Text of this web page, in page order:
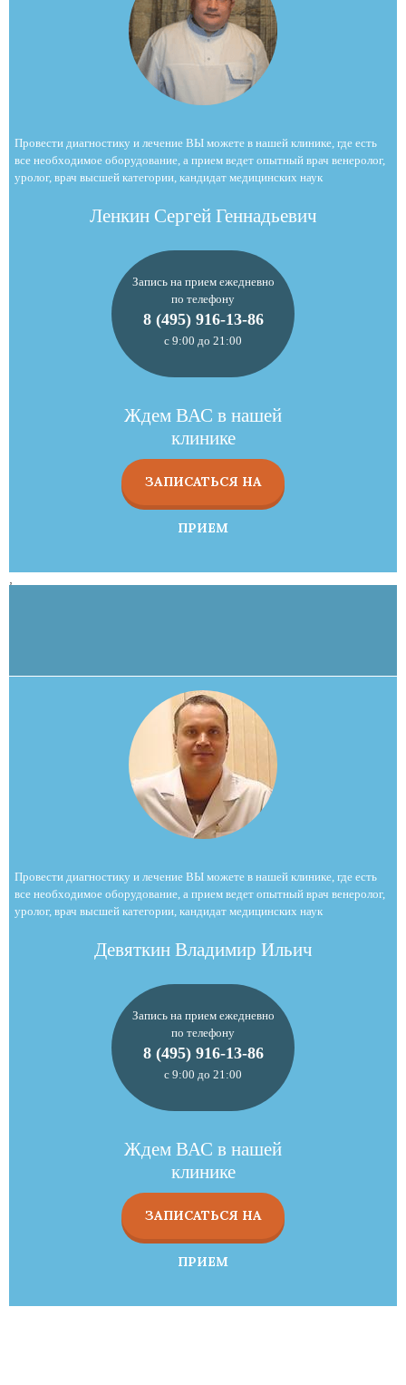
Провести диагностику и лечение ВЫ можете в нашей клинике, где есть
все необходимое оборудование, а прием ведет опытный врач венеролог,
уролог, врач высшей категории, кандидат медицинских наук
Ленкин Сергей Геннадьевич
Запись на прием ежедневно
по телефону
8 (495) 916-13-86
с 9:00 до 21:00
Ждем ВАС в нашей
клинике
ЗАПИСАТЬСЯ НА
ПРИЕМ
Провести диагностику и лечение ВЫ можете в нашей клинике, где есть
все необходимое оборудование, а прием ведет опытный врач венеролог,
уролог, врач высшей категории, кандидат медицинских наук
Девяткин Владимир Ильич
Запись на прием ежедневно
по телефону
8 (495) 916-13-86
с 9:00 до 21:00
Ждем ВАС в нашей
клинике
ЗАПИСАТЬСЯ НА
ПРИЕМ